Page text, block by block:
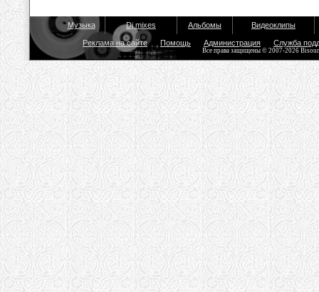
Музыка Dj mixes Альбомы Видеоклипы
Реклама на сайте Помощь Администрация Служба
Все права защищены © 2007-2026